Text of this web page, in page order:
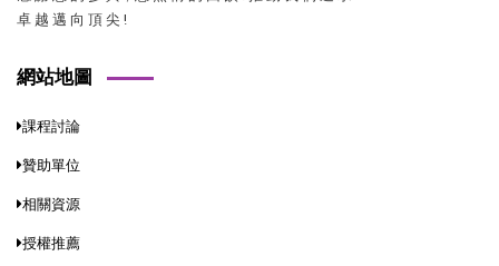
卓 越 邁 向 頂 尖 !
網站地圖
課程討論
贊助單位
相關資源
授權推薦